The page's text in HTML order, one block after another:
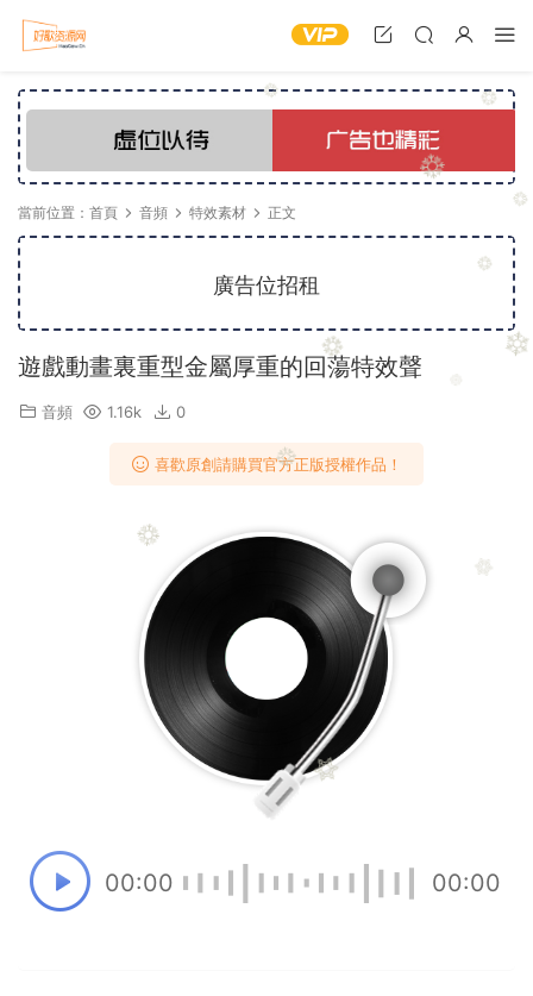
當前位置： 首頁 音頻 特效素材 正文
廣告位招租
遊戲動畫裏重型金屬厚重的回蕩特效聲
音頻 1.16k 0
喜歡原創請購買官方正版授權作品！
00:00 00:00